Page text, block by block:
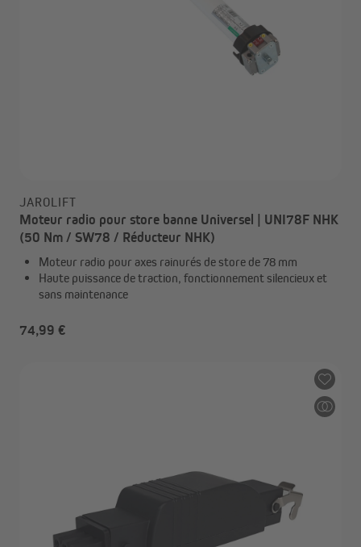
JAROLIFT
Moteur radio pour store banne Universel | UNI78F NHK
(50 Nm / SW78 / Réducteur NHK)
Moteur radio pour axes rainurés de store de 78 mm
Haute puissance de traction, fonctionnement silencieux et
sans maintenance
74,99 €